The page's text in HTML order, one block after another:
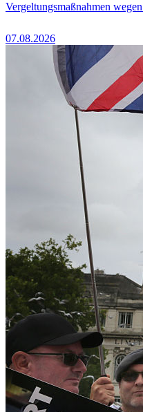
Vergeltungsmaßnahmen
07.08.2026